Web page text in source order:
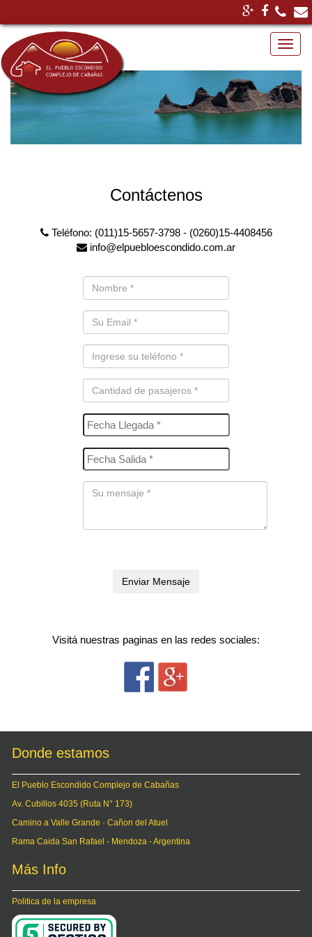
Menu
Contáctenos
Teléfono: (011)15-5657-3798 - (0260)15-4408456
info@elpuebloescondido.com.ar
Enviar Mensaje
Visitá nuestras paginas en las redes sociales:
Donde estamos
El Pueblo Escondido Complejo de Cabañas
Av. Cubillos 4035 (Ruta N° 173)
Camino a Valle Grande · Cañon del Atuel
Rama Caida San Rafael - Mendoza - Argentina
Más Info
Politica de la empresa